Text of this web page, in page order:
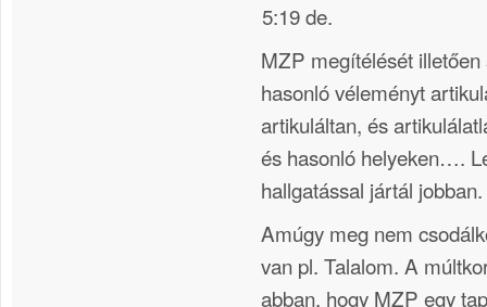
5:19 de.
MZP megítélését
hasonló véleményt
artikuláltan, és
és hasonló helyeken….
hallgatással jártál jobban.
Amúgy meg nem
van pl. Talalom. A
abban, hogy MZP egy